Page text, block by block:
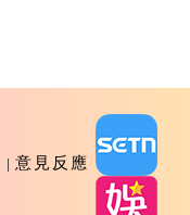
意見反應